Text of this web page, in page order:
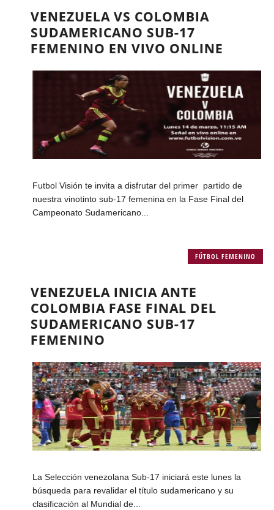
VENEZUELA VS COLOMBIA
SUDAMERICANO SUB-17
FEMENINO EN VIVO ONLINE
Futbol Visión te invita a disfrutar del primer partido de
nuestra vinotinto sub-17 femenina en la Fase Final del
Campeonato Sudamericano...
FÚTBOL FEMENINO
VENEZUELA INICIA ANTE
COLOMBIA FASE FINAL DEL
SUDAMERICANO SUB-17
FEMENINO
La Selección venezolana Sub-17 iniciará este lunes la
búsqueda para revalidar el título sudamericano y su
clasificación al Mundial de...